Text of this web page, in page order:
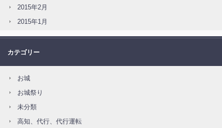
2015年2月
2015年1月
カテゴリー
お城
お城祭り
未分類
高知、代行、代行運転